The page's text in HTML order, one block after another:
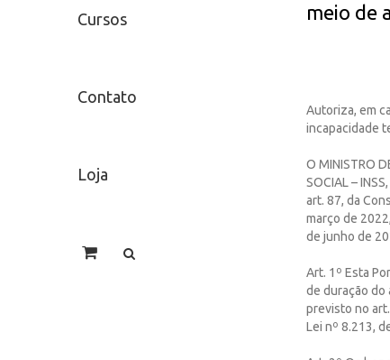
Cursos
Contato
Loja
meio de
Autoriza, em
incapacidade
O MINISTRO
SOCIAL –
art. 87, da
março de
de junho de
Art. 1º Esta
de duração do
previsto no
Lei nº 8.213,